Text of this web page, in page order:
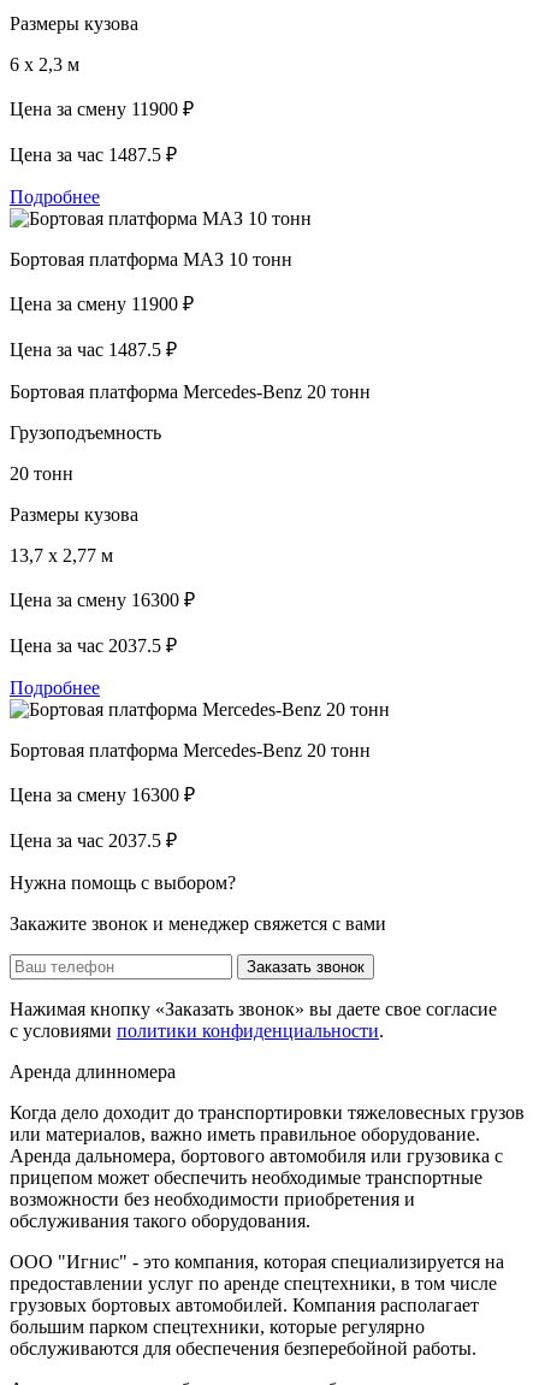
Размеры кузова
6 х 2,3 м
Цена за смену 11900 ₽
Цена за час 1487.5 ₽
Подробнее
Бортовая платформа МАЗ 10 тонн
Цена за смену 11900 ₽
Цена за час 1487.5 ₽
Бортовая платформа Mercedes-Benz 20 тонн
Грузоподъемность
20 тонн
Размеры кузова
13,7 х 2,77 м
Цена за смену 16300 ₽
Цена за час 2037.5 ₽
Подробнее
Бортовая платформа Mercedes-Benz 20 тонн
Цена за смену 16300 ₽
Цена за час 2037.5 ₽
Нужна помощь с выбором?
Закажите звонок и менеджер свяжется с вами
Заказать звонок
Нажимая кнопку «Заказать звонок» вы даете свое согласие
с условиями политики конфиденциальности.
Аренда длинномера
Когда дело доходит до транспортировки тяжеловесных грузов
или материалов, важно иметь правильное оборудование.
Аренда дальномера, бортового автомобиля или грузовика с
прицепом может обеспечить необходимые транспортные
возможности без необходимости приобретения и
обслуживания такого оборудования.
ООО "Игнис" - это компания, которая специализируется на
предоставлении услуг по аренде спецтехники, в том числе
грузовых бортовых автомобилей. Компания располагает
большим парком спецтехники, которые регулярно
обслуживаются для обеспечения безперебойной работы.